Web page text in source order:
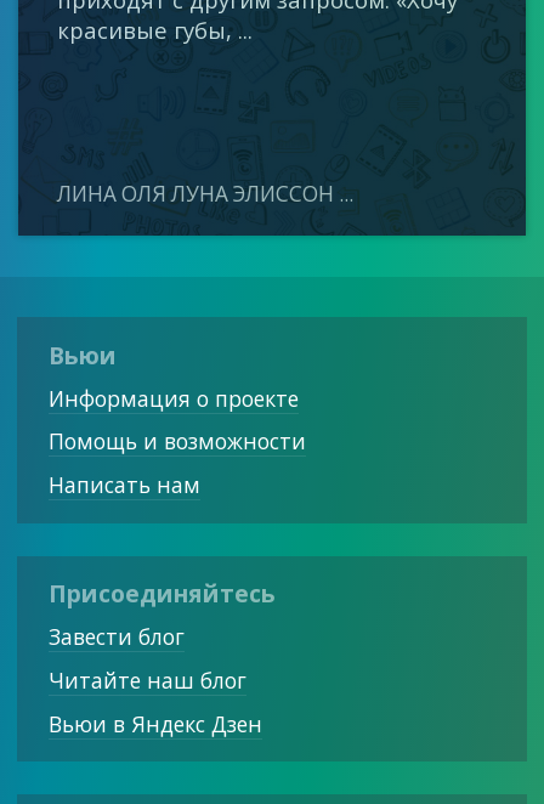
красивые губы, ...
ЛИНА ОЛЯ ЛУНА ЭЛИССОН ...
Вьюи
Информация о проекте
Помощь и возможности
Написать нам
Присоединяйтесь
Завести блог
Читайте наш блог
Вьюи в Яндекс Дзен